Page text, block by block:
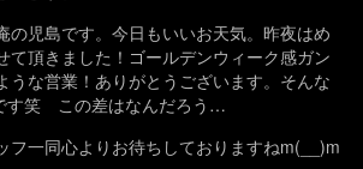
児島です。今日もいいお天気。昨夜はめ
て頂きました！ゴールデンウィーク感ガン
うな営業！ありがとうございます。そんな
す笑 この差はなんだろう…
フ一同心よりお待ちしておりますねm(__)m